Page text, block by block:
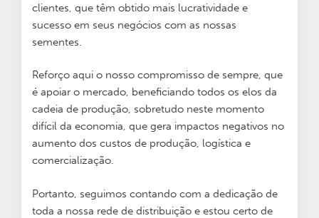
clientes, que têm obtido mais lucratividade e
sucesso em seus negócios com as nossas
sementes.
Reforço aqui o nosso compromisso de sempre, que
é apoiar o mercado, beneficiando todos os elos da
cadeia de produção, sobretudo neste momento
difícil da economia, que gera impactos negativos no
aumento dos custos de produção, logística e
comercialização.
Portanto, seguimos contando com a dedicação de
toda a nossa rede de distribuição e estou certo de